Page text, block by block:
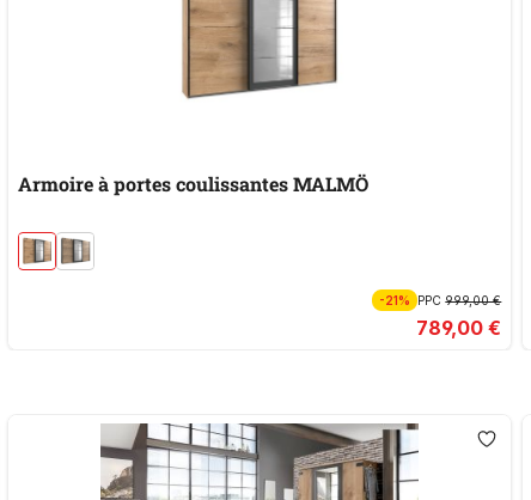
Armoire à portes coulissantes MALMÖ
-21% PPC999,00 €
789,00 €